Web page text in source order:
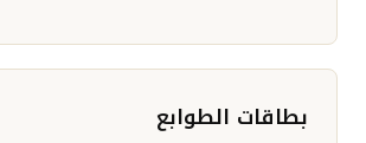
بطاقات الطوابع